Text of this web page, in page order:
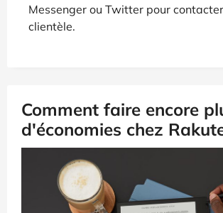
Messenger ou Twitter pour
clientèle.
Comment faire encore
d'économies chez